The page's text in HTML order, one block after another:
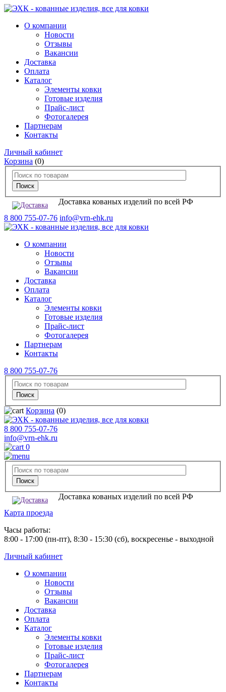
О компании
Новости
Отзывы
Вакансии
Доставка
Оплата
Каталог
Элементы ковки
Готовые изделия
Прайс-лист
Фотогалерея
Партнерам
Контакты
Личный кабинет
Корзина (0)
Доставка кованых изделий по всей РФ
8 800 755-07-76 info@vrn-ehk.ru
О компании
Новости
Отзывы
Вакансии
Доставка
Оплата
Каталог
Элементы ковки
Готовые изделия
Прайс-лист
Фотогалерея
Партнерам
Контакты
8 800 755-07-76
Корзина (0)
8 800 755-07-76
info@vrn-ehk.ru
0
Доставка кованых изделий по всей РФ
Карта проезда
Часы работы:
8:00 - 17:00 (пн-пт), 8:30 - 15:30 (сб), воскресенье - выходной
Личный кабинет
О компании
Новости
Отзывы
Вакансии
Доставка
Оплата
Каталог
Элементы ковки
Готовые изделия
Прайс-лист
Фотогалерея
Партнерам
Контакты